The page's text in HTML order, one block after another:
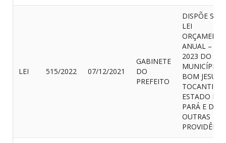
LEI 515/2022 07/12/2021
GABINETE
DO
PREFEITO
DISPÕE
LEI
ANUAL –
2023 DO
MUNICÍPIO
BOM JESUS
TOCANTINS,
ESTADO DO
PARÁ E DÁ
OUTRAS